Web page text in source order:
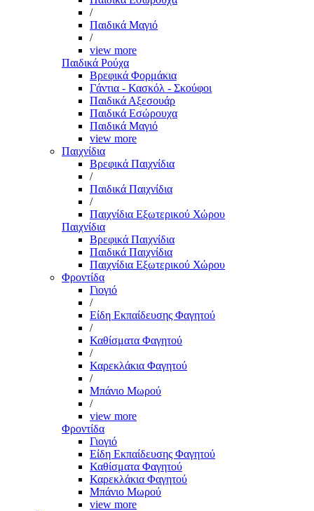
/
Παιδικά Μαγιό
/
view more
Παιδικά Ρούχα
Βρεφικά Φορμάκια
Γάντια - Κασκόλ - Σκούφοι
Παιδικά Αξεσουάρ
Παιδικά Εσώρουχα
Παιδικά Μαγιό
view more
Παιχνίδια
Βρεφικά Παιχνίδια
/
Παιδικά Παιχνίδια
/
Παιχνίδια Εξωτερικού Χώρου
Παιχνίδια
Βρεφικά Παιχνίδια
Παιδικά Παιχνίδια
Παιχνίδια Εξωτερικού Χώρου
Φροντίδα
Γιογιό
/
Είδη Εκπαίδευσης Φαγητού
/
Καθίσματα Φαγητού
/
Καρεκλάκια Φαγητού
/
Μπάνιο Μωρού
/
view more
Φροντίδα
Γιογιό
Είδη Εκπαίδευσης Φαγητού
Καθίσματα Φαγητού
Καρεκλάκια Φαγητού
Μπάνιο Μωρού
view more